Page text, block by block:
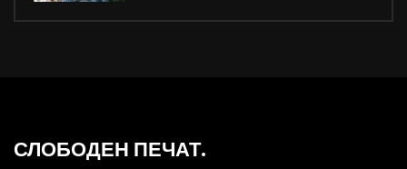
СЛОБОДЕН ПЕЧАТ.